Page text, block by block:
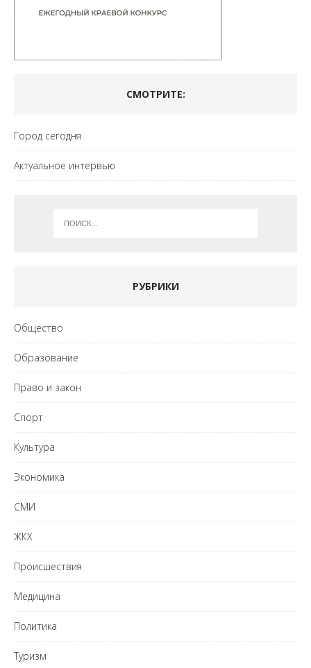
СМОТРИТЕ:
Город сегодня
Актуальное интервью
РУБРИКИ
Общество
Образование
Право и закон
Спорт
Культура
Экономика
СМИ
ЖКХ
Происшествия
Медицина
Политика
Туризм